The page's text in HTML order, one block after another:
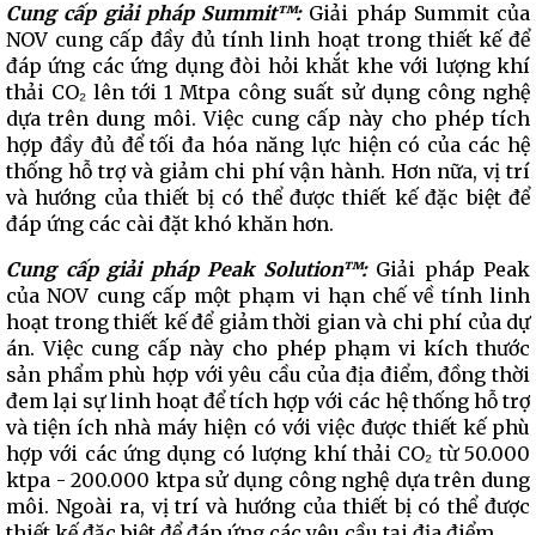
Cung cấp giải pháp Summit™:Giải pháp Summit của
NOV cung cấp đầy đủ tính linh hoạt trong thiết kế để
đáp ứng các ứng dụng đòi hỏi khắt khe với lượng khí
thải CO₂ lên tới 1 Mtpa công suất sử dụng công nghệ
dựa trên dung môi. Việc cung cấp này cho phép tích
hợp đầy đủ để tối đa hóa năng lực hiện có của các hệ
thống hỗ trợ và giảm chi phí vận hành. Hơn nữa, vị trí
và hướng của thiết bị có thể được thiết kế đặc biệt để
đáp ứng các cài đặt khó khăn hơn.
Cung cấp giải pháp Peak Solution™:Giải pháp Peak
của NOV cung cấp một phạm vi hạn chế về tính linh
hoạt trong thiết kế để giảm thời gian và chi phí của dự
án. Việc cung cấp này cho phép phạm vi kích thước
sản phẩm phù hợp với yêu cầu của địa điểm, đồng thời
đem lại sự linh hoạt để tích hợp với các hệ thống hỗ trợ
và tiện ích nhà máy hiện có với việc được thiết kế phù
hợp với các ứng dụng có lượng khí thải CO₂ từ 50.000
ktpa - 200.000 ktpa sử dụng công nghệ dựa trên dung
môi. Ngoài ra, vị trí và hướng của thiết bị có thể được